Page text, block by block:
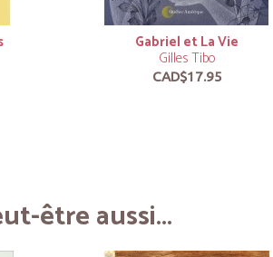
Gabriel et La Vie
Gilles Tibo
CAD$17.95
être aussi...